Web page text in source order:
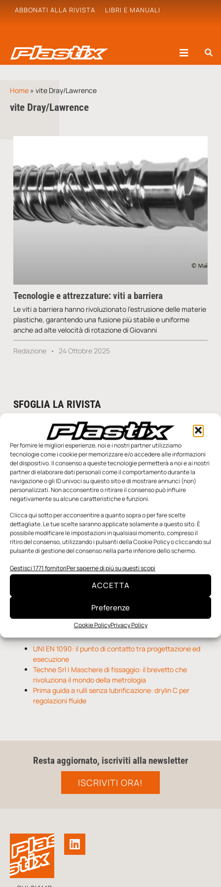
Per fornire le migliori esperienze, noi e i nostri partner utilizziamo
tecnologie come i cookie per memorizzare e/o accedere alle informazioni
del dispositivo. Il consenso a queste tecnologie permetterà a noi e ai nostri
partner di elaborare dati personali come il comportamento durante la
navigazione o gli ID univoci su questo sito e di mostrare annunci (non)
personalizzati. Non acconsentire o ritirare il consenso può influire
negativamente su alcune caratteristiche e funzioni.
Clicca qui sotto per acconsentire a quanto sopra o per fare scelte
dettagliate. Le tue scelte saranno applicate solamente a questo sito. È
possibile modificare le impostazioni in qualsiasi momento, compreso il
ritiro del consenso, utilizzando i pulsanti della Cookie Policy o cliccando sul
pulsante di gestione del consenso nella parte inferiore dello schermo.
Gestisci 1771 fornitoriPer saperne di più su questi scopi
ACCETTA
Preferenze
Cookie PolicyPrivacy Policy
ABBONATI ALLA RIVISTA LIBRI E MANUALI
Home » vite Dray/Lawrence
vite Dray/Lawrence
Tecnologie e attrezzature: viti a barriera
Le viti a barriera hanno rivoluzionato l’estrusione delle materie
plastiche, garantendo una fusione più stabile e uniforme
anche ad alte velocità di rotazione di Giovanni
Redazione 24 Ottobre 2025
SFOGLIA LA RIVISTA
n.5 - Giugno 2026 n.4 - Maggio 2026
Edicola Web
Notizie da Meccanicanews
Una nuova mano robotica passa da una pinza all’altra
O-Ring, tecnica e applicazioni
Notizie da Il Progettista Industriale
UNI EN 1090: il punto di contatto tra progettazione ed
esecuzione
Techne Srl | Maschere di fissaggio: il brevetto che
rivoluziona il mondo della metrologia
Prima guida a rulli senza lubrificazione: drylin C per
regolazioni fluide
Resta aggiornato, iscriviti alla newsletter
ISCRIVITI ORA!